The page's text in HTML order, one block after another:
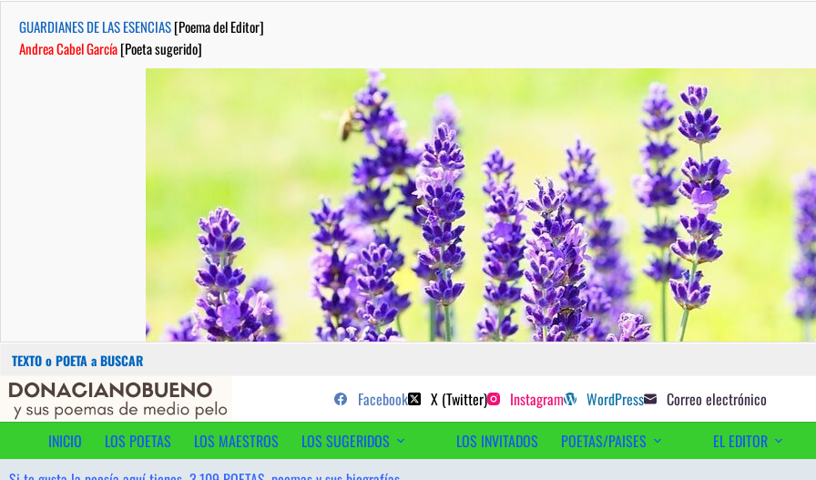
GUARDIANES DE LAS ESENCIAS[Poema del Editor]
Andrea Cabel García[Poeta sugerido]
Buscar:
Saltar
contenido
...sus poemas de medio pelo y poetas sugeridos
Facebook X (Twitter) Instagram WordPress Correo electrónico
INICIO
LOS POETAS LOS MAESTROS LOS SUGERIDOS LOS INVITADOS POETAS/PAISES EL EDITOR